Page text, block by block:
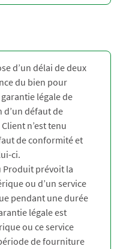
d’un délai de deux
du bien pour
légale de
d’un défaut de
n’est tenu
de conformité et
ci.
Produit prévoit la
ou d’un service
pendant une durée
légale est
ou ce service
de fourniture